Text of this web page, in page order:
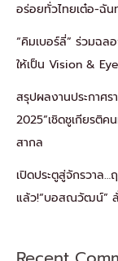
อร่อยทั่วไทยเต๋อ-ฉั
“คิมเบอร์ลี่” ร่วมฉล
ให้เป็น Vision &
สรุปผลงานประกาศ
2025”เชิดชูเกียรติ
สากล
เปิดประตูสู่จักรวาล
แล้ว!“บอสณวัฒน์” ลั่